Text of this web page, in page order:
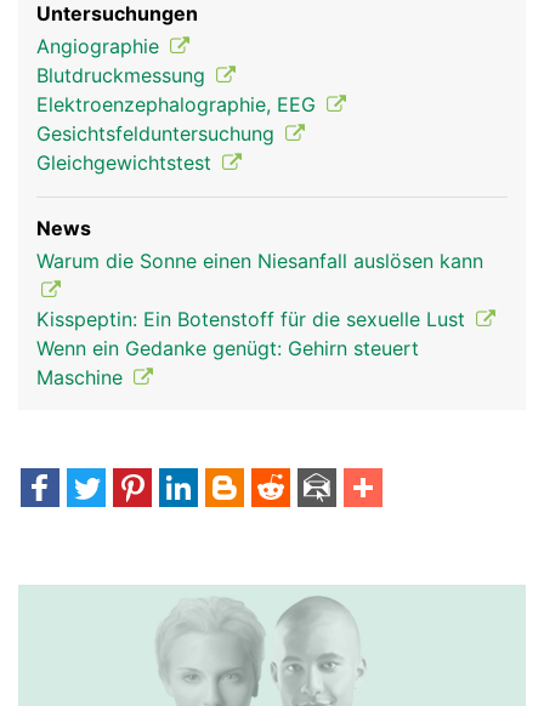
Untersuchungen
Angiographie
Blutdruckmessung
Elektroenzephalographie, EEG
Gesichtsfelduntersuchung
Gleichgewichtstest
News
Warum die Sonne einen Niesanfall auslösen kann
Kisspeptin: Ein Botenstoff für die sexuelle Lust
Wenn ein Gedanke genügt: Gehirn steuert
Maschine